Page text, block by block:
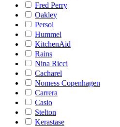
Fred Perry
Oakley
Persol
Hummel
KitchenAid
Rains
Nina Ricci
Cacharel
Nomess Copenhagen
Carrera
Casio
Stelton
Kerastase